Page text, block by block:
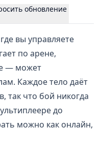
обновление
вы управляете
по арене,
— может
Каждое тело даёт
так что бой никогда
до
можно как онлайн,